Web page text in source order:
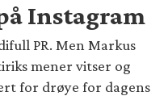
Instagram
PR. Men Markus
mener vitser og
for drøye for dagens